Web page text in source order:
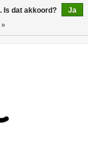
Is dat akkoord?
Ja